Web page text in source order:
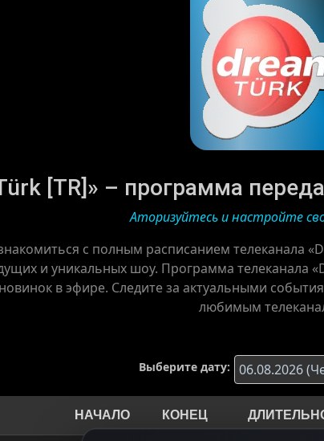
[TR]» – программа
Аторизуйтесь и настройте
с полным расписанием телеканала
и уникальных шоу. Программа телеканала
в эфире. Следите за актуальными
любимым
Выберите дату:
НАЧАЛО КОНЕЦ